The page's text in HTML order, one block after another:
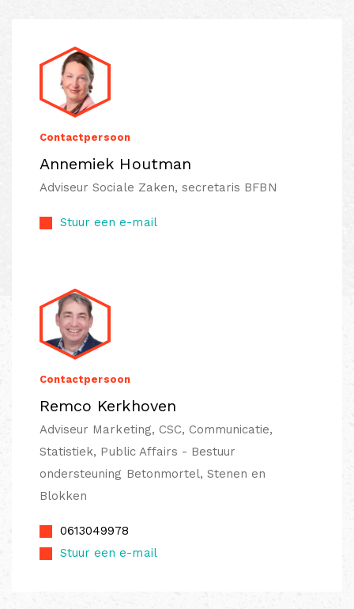
Contactpersoon
Annemiek Houtman
Adviseur Sociale Zaken, secretaris BFBN
Stuur een e-mail
Contactpersoon
Remco Kerkhoven
Adviseur Marketing, CSC, Communicatie,
Statistiek, Public Affairs - Bestuur
ondersteuning Betonmortel, Stenen en
Blokken
0613049978
Stuur een e-mail